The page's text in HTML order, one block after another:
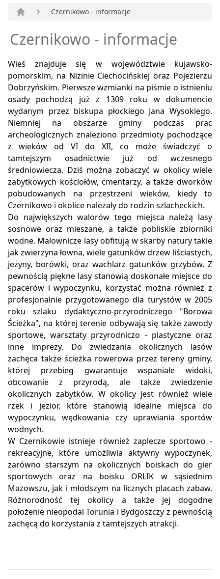
Czernikowo - informacje
Czernikowo - informacje
Wieś znajduje się w województwie kujawsko-
pomorskim, na Nizinie Ciechocińskiej oraz Pojezierzu
Dobrzyńskim. Pierwsze wzmianki na piśmie o istnieniu
osady pochodzą już z 1309 roku w dokumencie
wydanym przez biskupa płockiego Jana Wysokiego.
Niemniej na obszarze gminy podczas prac
archeologicznych znaleziono przedmioty pochodzące
z wieków od VI do XII, co może świadczyć o
tamtejszym osadnictwie już od wczesnego
średniowiecza. Dziś można zobaczyć w okolicy wiele
zabytkowych kościołów, cmentarzy, a także dworków
pobudowanych na przestrzeni wieków, kiedy to
Czernikowo i okolice należały do rodzin szlacheckich.
Do największych walorów tego miejsca należą lasy
sosnowe oraz mieszane, a także pobliskie zbiorniki
wodne. Malownicze lasy obfitują w skarby natury takie
jak zwierzyna łowna, wiele gatunków drzew liściastych,
jeżyny, borówki, oraz wachlarz gatunków grzybów. Z
pewnością piękne lasy stanowią doskonałe miejsce do
spacerów i wypoczynku, korzystać można również z
profesjonalnie przygotowanego dla turystów w 2005
roku szlaku dydaktyczno-przyrodniczego "Borowa
Ścieżka", na której terenie odbywają się także zawody
sportowe, warsztaty przyrodniczo - plastyczne oraz
inne imprezy. Do zwiedzania okolicznych lasów
zachęca także ścieżka rowerowa przez tereny gminy,
której przebieg gwarantuje wspaniałe widoki,
obcowanie z przyrodą, ale także zwiedzenie
okolicznych zabytków. W okolicy jest również wiele
rzek i jezior, które stanowią idealne miejsca do
wypoczynku, wędkowania czy uprawiania sportów
wodnych.
W Czernikowie istnieje również zaplecze sportowo -
rekreacyjne, które umożliwia aktywny wypoczynek,
zarówno starszym na okolicznych boiskach do gier
sportowych oraz na boisku ORLIK w sąsiednim
Mazowszu, jak i młodszym na licznych placach zabaw.
Różnorodność tej okolicy a także jej dogodne
położenie nieopodal Torunia i Bydgoszczy z pewnością
zachęcą do korzystania z tamtejszych atrakcji.